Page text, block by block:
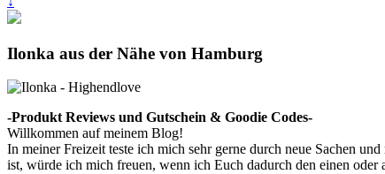
Ilonka aus der Nähe von Hamburg
-Produkt Reviews und Gutschein & Goodie Codes-
Willkommen auf meinem Blog!
In meiner Freizeit teste ich mich sehr gerne durch neue Sachen
ist, würde ich mich freuen, wenn ich Euch dadurch den einen oder